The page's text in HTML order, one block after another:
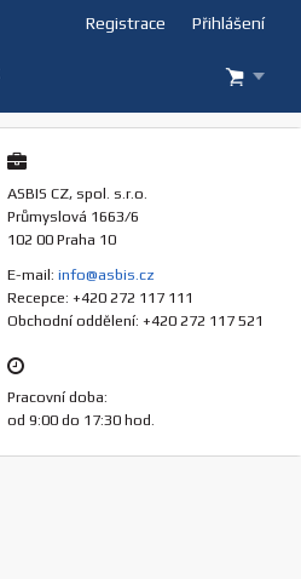
Přihlášení
Registrace
ASBIS CZ, spol. s.r.o.
Průmyslová 1663/6
102 00 Praha 10
E-mail: info@asbis.cz
Recepce: +420 272 117 111
Obchodní oddělení: +420 272 117 521
Pracovní doba:
od 9:00 do 17:30 hod.